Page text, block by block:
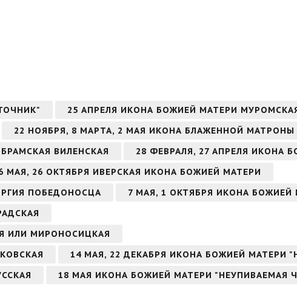
25 АПРЕЛЯ ИКОНА БОЖИЕЙ МАТЕРИ
22 НОЯБРЯ, 8 МАРТА, 2 МАЯ ИКОНА БЛАЖЕННОЙ
ВИЛЕНСКАЯ
28 ФЕВРАЛЯ, 27 АПРЕЛЯ ИКОНА
МАЯ, 26 ОКТЯБРЯ ИВЕРСКАЯ ИКОНА БОЖИЕЙ МАТЕРИ
ПОБЕДОНОСЦА
7 МАЯ, 1 ОКТЯБРЯ ИКОНА БОЖИЕЙ
ИЛИ МИРОНОСИЦКАЯ
14 МАЯ, 22 ДЕКАБРЯ ИКОНА БОЖИЕЙ МАТЕРИ
18 МАЯ ИКОНА БОЖИЕЙ МАТЕРИ "НЕУПИВАЕМАЯ